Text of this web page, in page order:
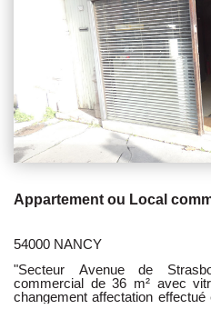
Appartement ou Local
54000 NANCY
"Secteur Avenue de
commercial de 36 m² avec vitrine à
changement affectation effectué